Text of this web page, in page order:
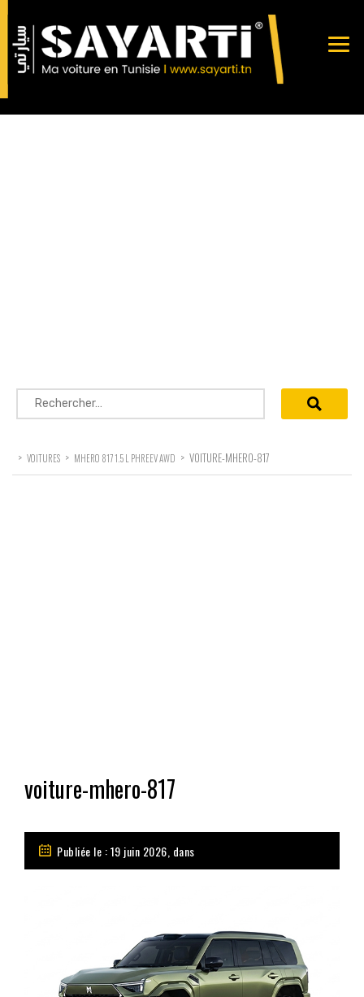
Rechercher :
> VOITURES > MHERO 817 1.5 L PHREEV AWD > VOITURE-MHERO-817
voiture-mhero-817
Publiée le : 19 juin 2026, dans